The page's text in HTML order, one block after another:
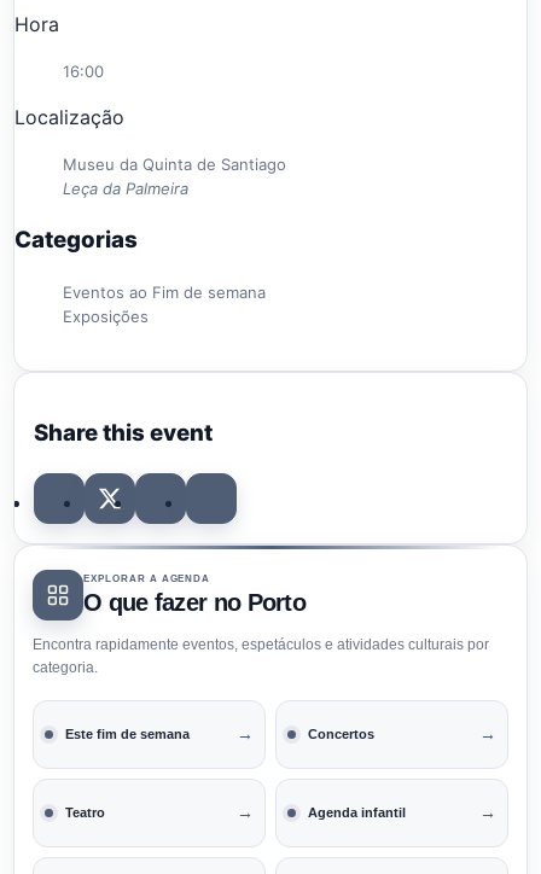
Hora
16:00
Localização
Museu da Quinta de Santiago
Leça da Palmeira
Categorias
Eventos ao Fim de semana
Exposições
Share this event
EXPLORAR A AGENDA
O que fazer no Porto
Encontra rapidamente eventos, espetáculos e atividades culturais por
categoria.
Este fim de semana → Concertos →
Teatro → Agenda infantil →